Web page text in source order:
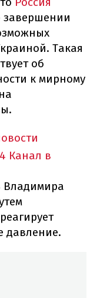
завершении
Такая
об
к мирному
Канал в
Владимира
давление.